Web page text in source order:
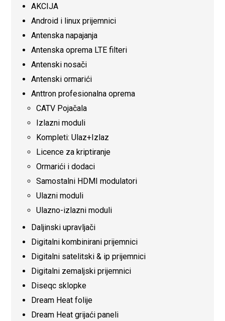
AKCIJA
Android i linux prijemnici
Antenska napajanja
Antenska oprema LTE filteri
Antenski nosači
Antenski ormarići
Anttron profesionalna oprema
CATV Pojačala
Izlazni moduli
Kompleti: Ulaz+Izlaz
Licence za kriptiranje
Ormarići i dodaci
Samostalni HDMI modulatori
Ulazni moduli
Ulazno-izlazni moduli
Daljinski upravljači
Digitalni kombinirani prijemnici
Digitalni satelitski & ip prijemnici
Digitalni zemaljski prijemnici
Diseqc sklopke
Dream Heat folije
Dream Heat grijaći paneli